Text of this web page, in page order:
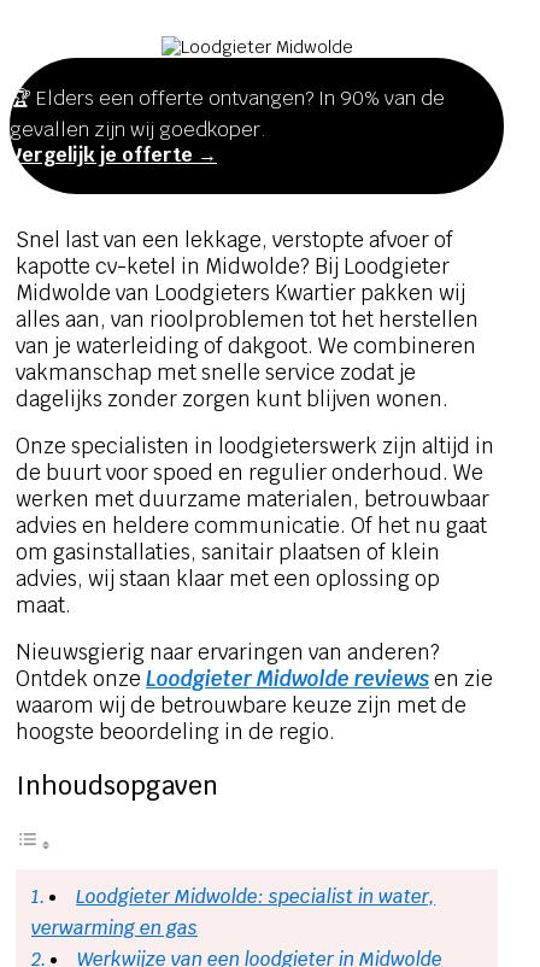
🏆 Elders een offerte ontvangen? In 90% van de
gevallen zijn wij goedkoper.
Vergelijk je offerte →
Snel last van een lekkage, verstopte afvoer of
kapotte cv-ketel in Midwolde? Bij Loodgieter
Midwolde van Loodgieters Kwartier pakken wij
alles aan, van rioolproblemen tot het herstellen
van je waterleiding of dakgoot. We combineren
vakmanschap met snelle service zodat je
dagelijks zonder zorgen kunt blijven wonen.
Onze specialisten in loodgieterswerk zijn altijd in
de buurt voor spoed en regulier onderhoud. We
werken met duurzame materialen, betrouwbaar
advies en heldere communicatie. Of het nu gaat
om gasinstallaties, sanitair plaatsen of klein
advies, wij staan klaar met een oplossing op
maat.
Nieuwsgierig naar ervaringen van anderen?
Ontdek onze Loodgieter Midwolde reviewsen zie
waarom wij de betrouwbare keuze zijn met de
hoogste beoordeling in de regio.
Inhoudsopgaven
Loodgieter Midwolde: specialist in water,
verwarming en gas
Werkwijze van een loodgieter in Midwolde